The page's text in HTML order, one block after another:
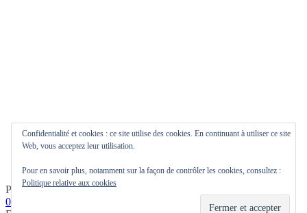
Phone
0144785361
Confidentialité et cookies : ce site utilise des cookies. En continuant à utiliser ce site
Web, vous acceptez leur utilisation.
Pour en savoir plus, notamment sur la façon de contrôler les cookies, consultez :
Politique relative aux cookies